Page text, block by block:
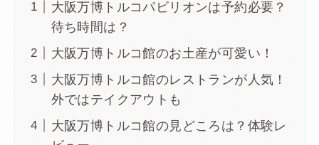
大阪万博トルコパビリオンは予約必要？
待ち時間は？
大阪万博トルコ館のお土産が可愛い！
大阪万博トルコ館のレストランが人気！
外ではテイクアウトも
大阪万博トルコ館の見どころは？体験レ